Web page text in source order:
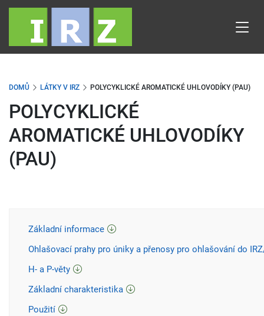
Přejít
obsahu
DOMŮ LÁTKY V IRZ POLYCYKLICKÉ AROMATICKÉ UHLOVODÍKY (PAU)
POLYCYKLICKÉ
AROMATICKÉ UHLOVODÍKY
(PAU)
Základní informace
Ohlašovací prahy pro úniky a přenosy pro ohlašování do
H- a P-věty
Základní charakteristika
Použití